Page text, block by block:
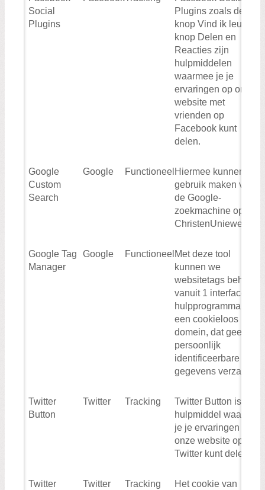
Social
Plugins
Plugins zoals de
knop Vind ik leuk, de
knop Delen en
Reacties zijn
hulpmiddelen
waarmee je je
ervaringen op onze
website met
vrienden op
Facebook kunt
delen.
Google
Custom
Search
Google Functioneel Hiermee kunnen wij
gebruik maken van
de Google-
zoekmachine op de
ChristenUniewebsite
Google Tag
Manager
Google Functioneel Met deze tool
kunnen we
websitetags beheren
vanuit 1 interface. Dit
hulpprogramma is
een cookieloos
domein, dat geen
persoonlijk
identificeerbare
gegevens verzamelt
Twitter
Button
Twitter Tracking
Twitter Button is een
hulpmiddel waarmee
je je ervaringen op
onze website op
Twitter kunt delen.
Twitter
Twitter Tracking
Het cookie van